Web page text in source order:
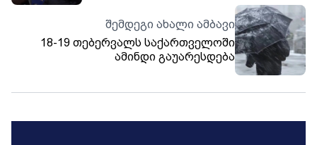
შემდეგი ახალი ამბავი
18-19 თებერვალს საქართველოში
ამინდი გაუარესდება